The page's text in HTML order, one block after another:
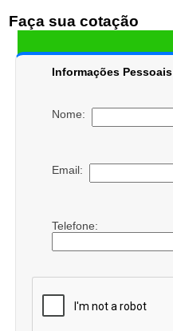
Faça sua cotação
Informações Pessoais
Nome:
Email:
Telefone: